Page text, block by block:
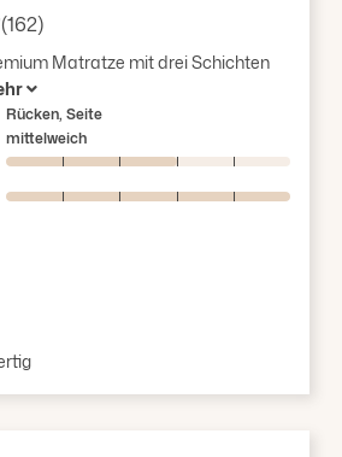
Bewertung von 4.8 von 5
(162)
Matratze mit drei Schichten
Rücken, Seite
mittelweich